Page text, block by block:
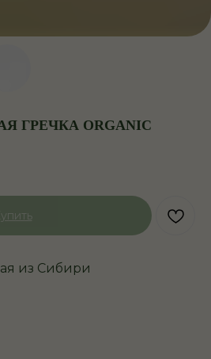
ГРЕЧКА ORGANIC
из Сибири